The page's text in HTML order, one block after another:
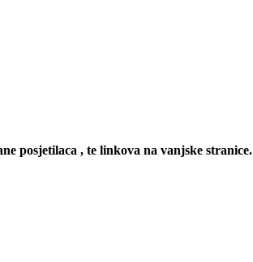
posjetilaca , te linkova na vanjske stranice.